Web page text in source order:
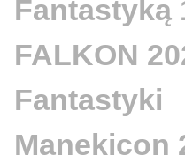
Fantastyką
FALKON
Fantastyki
Manekicon